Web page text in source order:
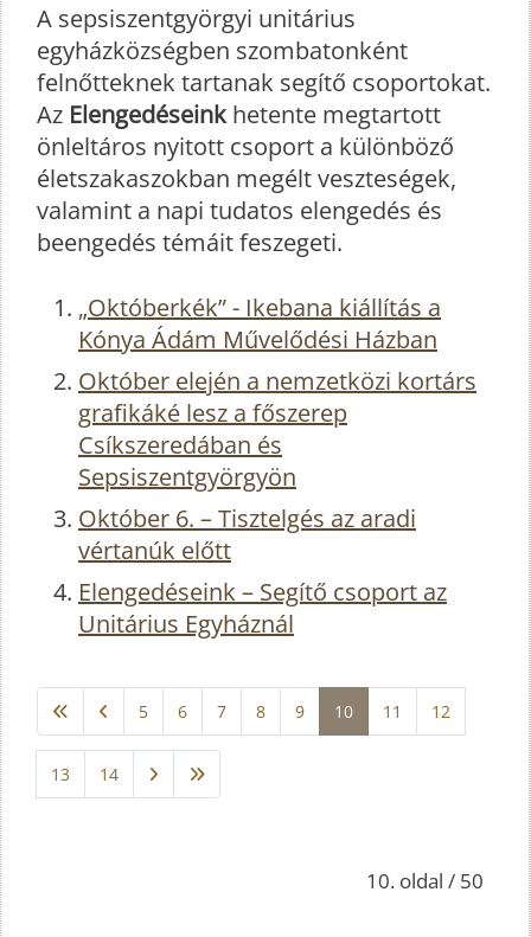
A sepsiszentgyörgyi unitárius
egyházközségben szombatonként
felnőtteknek tartanak segítő csoportokat.
Az Elengedéseinkhetente megtartott
önleltáros nyitott csoport a különböző
életszakaszokban megélt veszteségek,
valamint a napi tudatos elengedés és
beengedés témáit feszegeti.
„Októberkék” - Ikebana kiállítás a
Kónya Ádám Művelődési Házban
Október elején a nemzetközi kortárs
grafikáké lesz a főszerep
Csíkszeredában és
Sepsiszentgyörgyön
Október 6. – Tisztelgés az aradi
vértanúk előtt
Elengedéseink – Segítő csoport az
Unitárius Egyháznál
10. oldal / 50
5 6 7 8 9 10 11 12
13 14